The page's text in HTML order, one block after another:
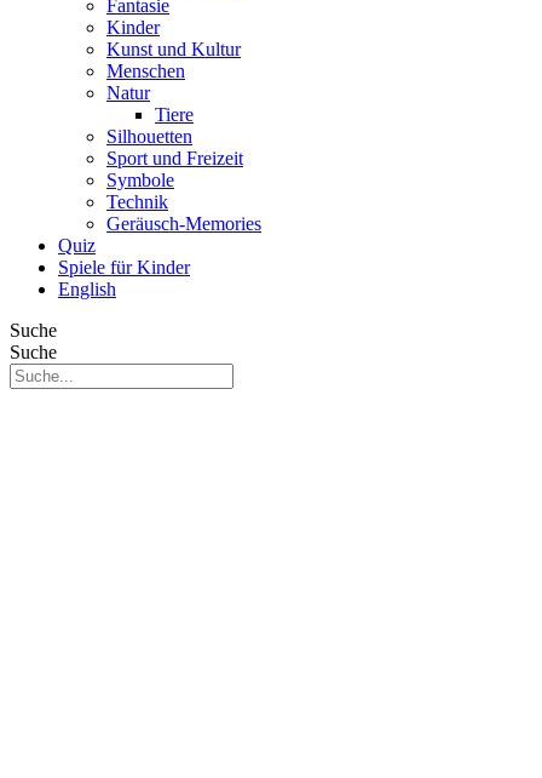
Fantasie
Kinder
Kunst und Kultur
Menschen
Natur
Tiere
Silhouetten
Sport und Freizeit
Symbole
Technik
Geräusch-Memories
Quiz
Spiele für Kinder
English
Suche
Suche